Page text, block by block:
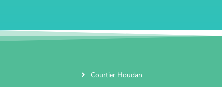
Courtier Houdan